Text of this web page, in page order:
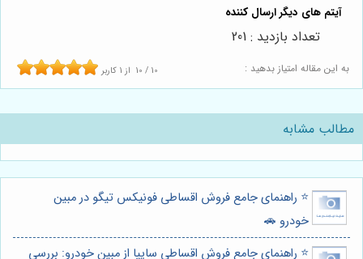
به این مقاله امتیاز بدهید : 10 / 10 از 1 کاربر
تعداد بازدید : 201
مطالب مشابه
⭐️ راهنمای جامع فروش اقساطی فونیکس تیگو در مبین
خودرو 🚗
⭐️ راهنمای جامع فروش اقساطی سایپا از مبین خودرو: بررسی